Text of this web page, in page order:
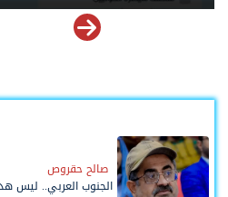
صالح حقروص
الجنوب العربي.. ليس